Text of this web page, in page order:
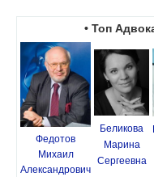
• Топ
Федотов
Михаил
Александрович
Беликова
Марина
Сергеевна